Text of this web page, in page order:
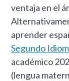
ventaja en el
aprender
Segundo
académico
(lengua